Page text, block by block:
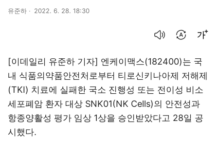
유준하 2022. 6. 28. 18:30
[이데일리 유준하 기자] 엔케이맥스(182400)는 국
내 식품의약품안전처로부터 티로신키나아제 저해제
(TKI) 치료에 실패한 국소 진행성 또는 전이성 비소
세포폐암 환자 대상 SNK01(NK Cells)의 안전성과
항종양활성 평가 임상 1상을 승인받았다고 28일 공
시했다.